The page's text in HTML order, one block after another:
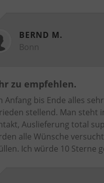
BERND M.
Bonn
zu empfehlen.
Anfang bis Ende alles sehr
stellend. Man steht
Auslieferung total
alle Wünsche
Ich würde 10 Sterne